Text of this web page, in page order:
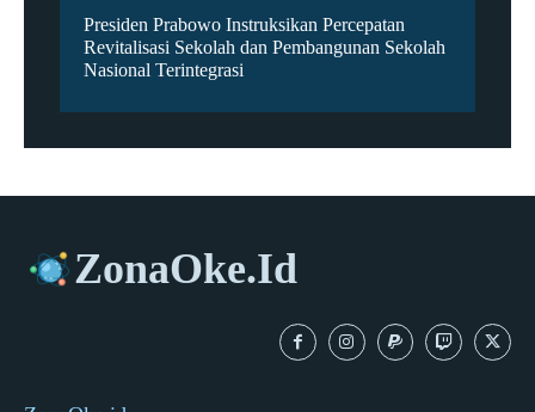
Presiden Prabowo Instruksikan Percepatan
Revitalisasi Sekolah dan Pembangunan Sekolah
Nasional Terintegrasi
ZonaOke.Id